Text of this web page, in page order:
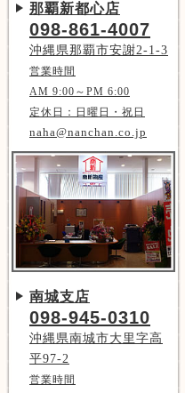
那覇新都心店
098-861-4007
沖縄県那覇市安謝2-1-3
営業時間
AM 9:00～PM 6:00
定休日：日曜日・祝日
naha@nanchan.co.jp
南城支店
098-945-0310
沖縄県南城市大里字高
平97-2
営業時間